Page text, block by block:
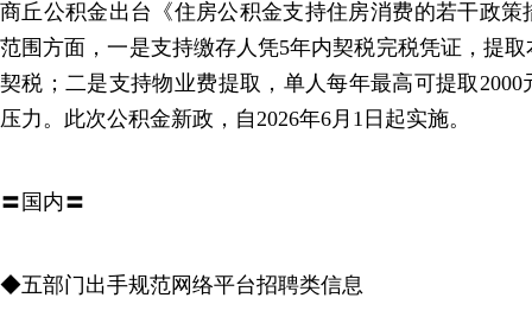
商丘公积金出台《住房公积金支持住房消费的若干政
范围方面，一是支持缴存人凭5年内契税完税凭证，提
契税；二是支持物业费提取，单人每年最高可提取
压力。此次公积金新政，自2026年6月1日起实施。
〓国内〓
◆五部门出手规范网络平台招聘类信息